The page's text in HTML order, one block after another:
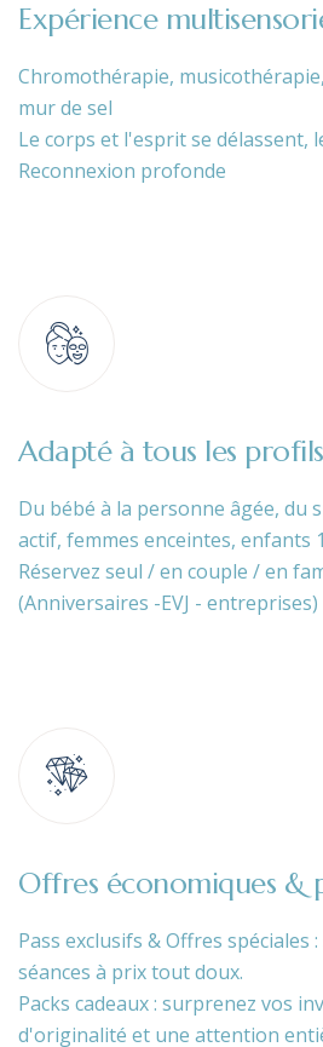
Expérience
Chromothérapie,
mur de sel
Le corps et l'esprit se délassent,
Reconnexion profonde
Adapté à tous les profils
Du bébé à la personne âgée, du
actif, femmes enceintes, enfants
Réservez seul / en couple / en
(Anniversaires -EVJ - entreprises)
Offres économiques &
Pass exclusifs & Offres spéciales
séances à prix tout doux.
Packs cadeaux : surprenez vos
d'originalité et une attention